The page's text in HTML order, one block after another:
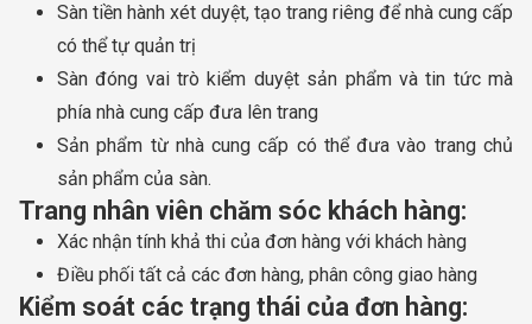
Sàn tiền hành xét duyệt, tạo trang riêng để nhà cung cấp
có thể tự quản trị
Sàn đóng vai trò kiểm duyệt sản phẩm và tin tức mà
phía nhà cung cấp đưa lên trang
Sản phẩm từ nhà cung cấp có thể đưa vào trang chủ
sản phẩm của sàn.
Trang nhân viên chăm sóc khách hàng:
Xác nhận tính khả thi của đơn hàng với khách hàng
Điều phối tất cả các đơn hàng, phân công giao hàng
Kiểm soát các trạng thái của đơn hàng: